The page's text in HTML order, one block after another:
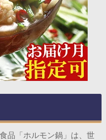
品「ホルモン鍋」は、世